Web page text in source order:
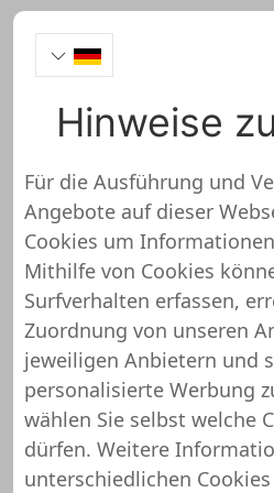
AMG
AMG
nicht überprüft und
Über diesen Shop oder
keine detaillierten
bedeutet, dass AMG
Hinweise
Für die Ausführung und
Angebote auf dieser
Cookies um
Mithilfe von Cookies
Surfverhalten erfassen,
Zuordnung von unseren
jeweiligen Anbietern und
personalisierte Werbung
wählen Sie selbst welche
dürfen. Weitere
unterschiedlichen